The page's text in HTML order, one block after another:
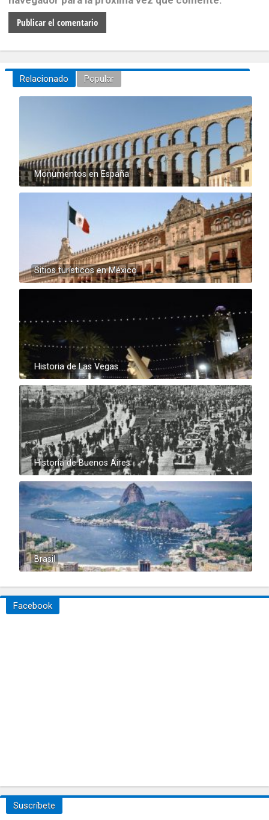
Relacionado Popular
Monumentos en España
Sitios turísticos en México
Historia de Las Vegas
Historia de Buenos Aires
Brasil
Facebook
Suscríbete